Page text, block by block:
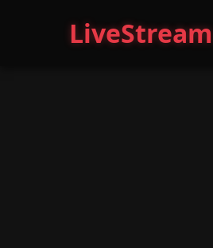
LiveStream